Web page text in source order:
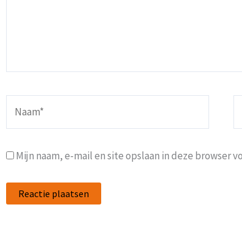
Mijn naam, e-mail en site opslaan in deze browser